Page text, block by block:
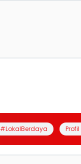
#LokalBerdaya